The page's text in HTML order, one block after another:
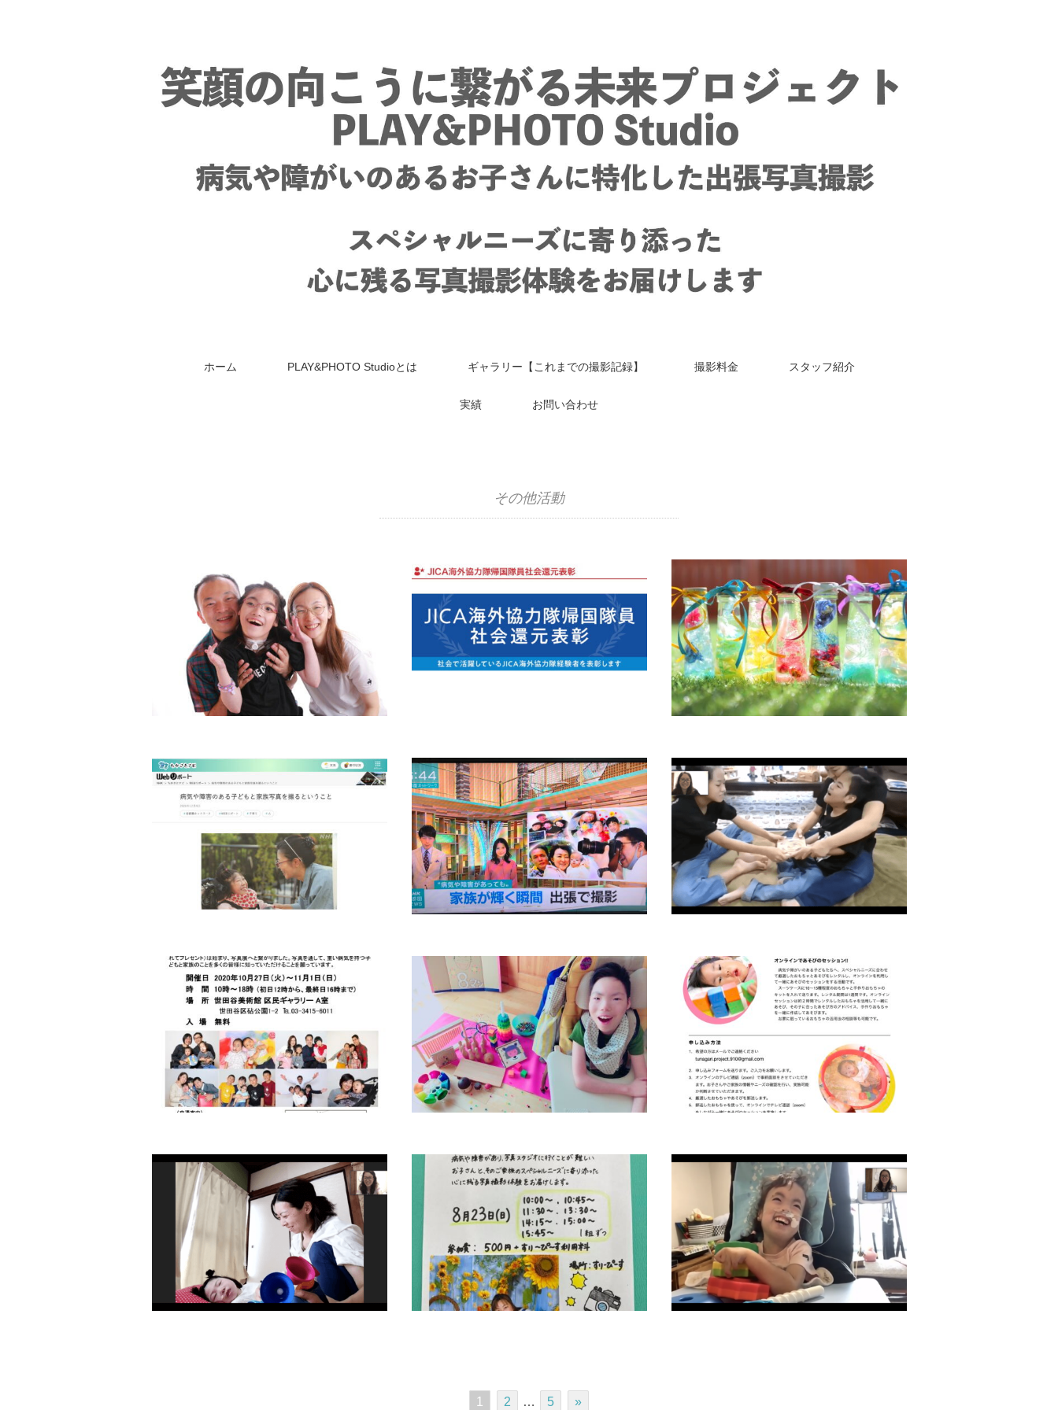
ホーム PLAY&PHOTO Studioとは ギャラリー【これまでの撮影記録】 撮影料金 スタッフ紹介
実績 お問い合わせ
その他活動
1 2 … 5 »